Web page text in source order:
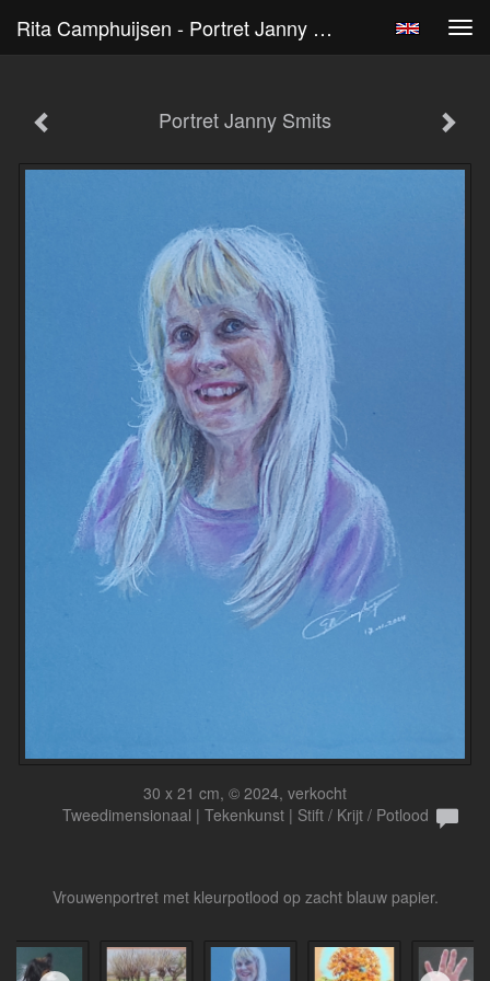
Rita Camphuijsen - Portret Janny Smits
Portret Janny Smits
30 x 21 cm, © 2024, verkocht
Tweedimensionaal | Tekenkunst | Stift / Krijt / Potlood
Vrouwenportret met kleurpotlood op zacht blauw papier.